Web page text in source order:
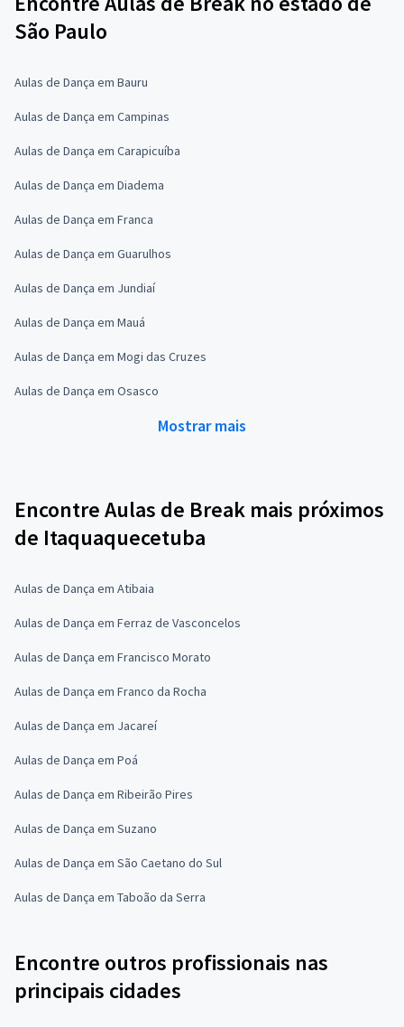
São Paulo
Aulas de Dança em Bauru
Aulas de Dança em Campinas
Aulas de Dança em Carapicuíba
Aulas de Dança em Diadema
Aulas de Dança em Franca
Aulas de Dança em Guarulhos
Aulas de Dança em Jundiaí
Aulas de Dança em Mauá
Aulas de Dança em Mogi das Cruzes
Aulas de Dança em Osasco
Mostrar mais
Encontre Aulas de Break mais próximos
de Itaquaquecetuba
Aulas de Dança em Atibaia
Aulas de Dança em Ferraz de Vasconcelos
Aulas de Dança em Francisco Morato
Aulas de Dança em Franco da Rocha
Aulas de Dança em Jacareí
Aulas de Dança em Poá
Aulas de Dança em Ribeirão Pires
Aulas de Dança em Suzano
Aulas de Dança em São Caetano do Sul
Aulas de Dança em Taboão da Serra
Encontre outros profissionais nas
principais cidades